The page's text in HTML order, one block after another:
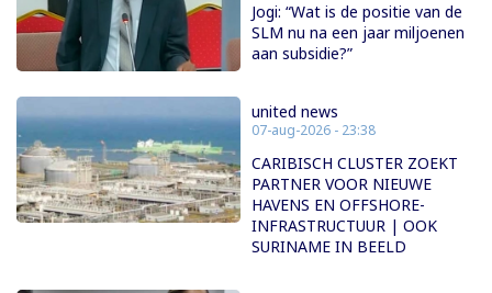
Jogi: “Wat is de positie van de
SLM nu na een jaar miljoenen
aan subsidie?”
united news
07-aug-2026 - 23:38
CARIBISCH CLUSTER ZOEKT
PARTNER VOOR NIEUWE
HAVENS EN OFFSHORE-
INFRASTRUCTUUR | OOK
SURINAME IN BEELD